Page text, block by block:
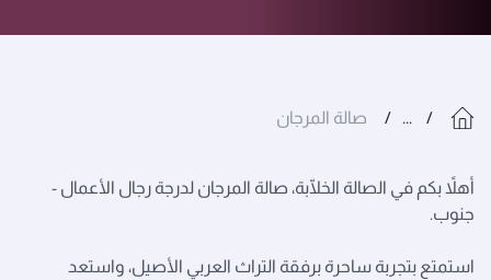
... صالة المرجان
أهلاً بكم في الصالة الخلّابة، صالة المرجان لدرجة رجال الأعمال -
جنوب.
استمتع بتجربة ساحرة برفقة التراث العربي الأصيل، واستعد